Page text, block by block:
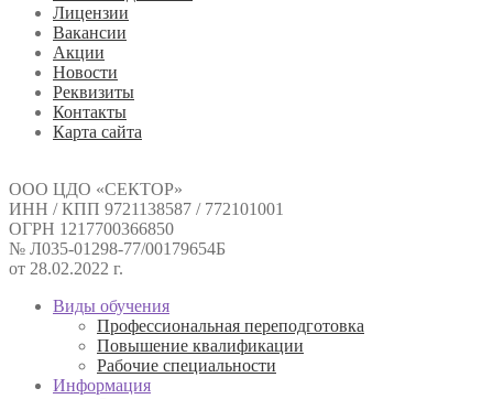
Лицензии
Вакансии
Акции
Новости
Реквизиты
Контакты
Карта сайта
ООО ЦДО «СЕКТОР»
ИНН / КПП 9721138587 / 772101001
ОГРН 1217700366850
№ Л035-01298-77/00179654Б
от 28.02.2022 г.
Виды обучения
Профессиональная переподготовка
Повышение квалификации
Рабочие специальности
Информация